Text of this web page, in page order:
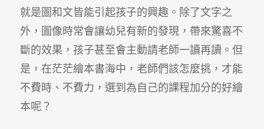
就是圖和文皆能引起孩子的興趣。除了文字之
外，圖像時常會讓幼兒有新的發現，帶來驚喜不
斷的效果，孩子甚至會主動請老師一讀再讀。但
是，在茫茫繪本書海中，老師們該怎麼挑，才能
不費時、不費力，選到為自己的課程加分的好繪
本呢？